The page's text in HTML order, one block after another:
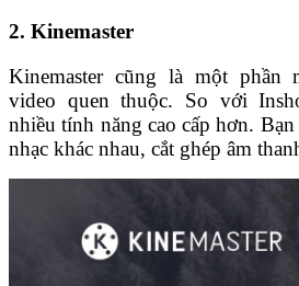
2. Kinemaster
Kinemaster cũng là một phần
video quen thuộc. So với
nhiều tính năng cao cấp hơn.
nhạc khác nhau, cắt ghép âm